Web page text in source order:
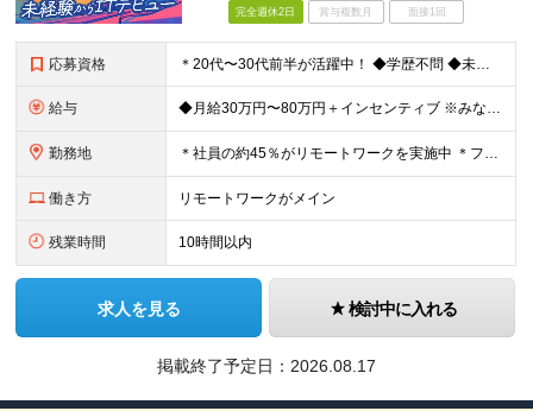
完全週休2日 賞与複数月 面接1回
応募資格 ＊20代〜30代前半が活躍中！ ◆学歴不問 ◆未経験歓迎 ★「手に職をつけたい」「今の自分を変えたい」という意欲を最重視します。 ＼こんな方にピッタリです！／ ◆接客・販売・営業など「人と話す仕事
給与 ◆月給30万円〜80万円＋インセンティブ ※みなし残業代（月10時間・16,000円）を含みます ※超過分は別途支給します ※試用期間3か月あり（給与は28万円、待遇に差異なし）
勤務地 ＊社員の約45％がリモートワークを実施中 ＊フルリモート案件もあり ＊転勤はありません 本社（横浜）または、東京・神奈川の各プロジェクト先。 【本社】 神奈川県横浜市中区不老町2丁目11-8 税経
働き方 リモートワークがメイン
残業時間 10時間以内
求人を見る 検討中に入れる
掲載終了予定日： 2026.08.17